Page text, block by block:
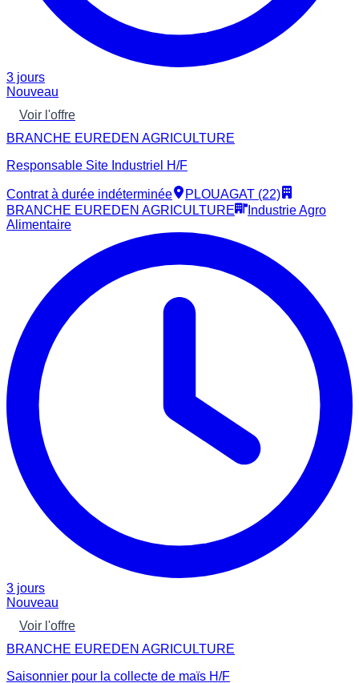
3 jours
Nouveau
Voir l'offre
BRANCHE EUREDEN AGRICULTURE
Responsable Site Industriel H/F
Contrat à durée indéterminée
PLOUAGAT (22)
BRANCHE EUREDEN AGRICULTURE
Industrie Agro
Alimentaire
3 jours
Nouveau
Voir l'offre
BRANCHE EUREDEN AGRICULTURE
Saisonnier pour la collecte de maïs H/F